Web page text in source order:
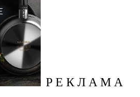
Р Е К Л А М А